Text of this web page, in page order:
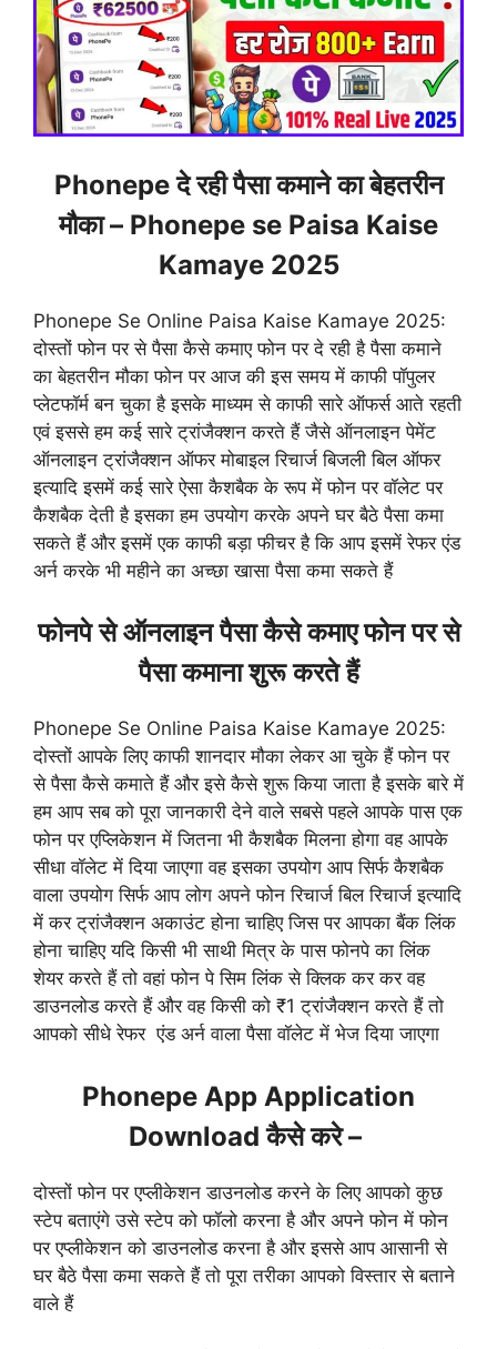
Phonepe दे रही पैसा कमाने का बेहतरीन
मौका – Phonepe se Paisa Kaise
Kamaye 2025
Phonepe Se Online Paisa Kaise Kamaye 2025:
दोस्तों फोन पर से पैसा कैसे कमाए फोन पर दे रही है पैसा कमाने
का बेहतरीन मौका फोन पर आज की इस समय में काफी पॉपुलर
प्लेटफॉर्म बन चुका है इसके माध्यम से काफी सारे ऑफर्स आते रहती
एवं इससे हम कई सारे ट्रांजैक्शन करते हैं जैसे ऑनलाइन पेमेंट
ऑनलाइन ट्रांजैक्शन ऑफर मोबाइल रिचार्ज बिजली बिल ऑफर
इत्यादि इसमें कई सारे ऐसा कैशबैक के रूप में फोन पर वॉलेट पर
कैशबैक देती है इसका हम उपयोग करके अपने घर बैठे पैसा कमा
सकते हैं और इसमें एक काफी बड़ा फीचर है कि आप इसमें रेफर एंड
अर्न करके भी महीने का अच्छा खासा पैसा कमा सकते हैं
फोनपे से ऑनलाइन पैसा कैसे कमाए फोन पर से
पैसा कमाना शुरू करते हैं
Phonepe Se Online Paisa Kaise Kamaye 2025:
दोस्तों आपके लिए काफी शानदार मौका लेकर आ चुके हैं फोन पर
से पैसा कैसे कमाते हैं और इसे कैसे शुरू किया जाता है इसके बारे में
हम आप सब को पूरा जानकारी देने वाले सबसे पहले आपके पास एक
फोन पर एप्लिकेशन में जितना भी कैशबैक मिलना होगा वह आपके
सीधा वॉलेट में दिया जाएगा वह इसका उपयोग आप सिर्फ कैशबैक
वाला उपयोग सिर्फ आप लोग अपने फोन रिचार्ज बिल रिचार्ज इत्यादि
में कर ट्रांजैक्शन अकाउंट होना चाहिए जिस पर आपका बैंक लिंक
होना चाहिए यदि किसी भी साथी मित्र के पास फोनपे का लिंक
शेयर करते हैं तो वहां फोन पे सिम लिंक से क्लिक कर कर वह
डाउनलोड करते हैं और वह किसी को ₹1 ट्रांजैक्शन करते हैं तो
आपको सीधे रेफर एंड अर्न वाला पैसा वॉलेट में भेज दिया जाएगा
Phonepe App Application
Download कैसे करे –
दोस्तों फोन पर एप्लीकेशन डाउनलोड करने के लिए आपको कुछ
स्टेप बताएंगे उसे स्टेप को फॉलो करना है और अपने फोन में फोन
पर एप्लीकेशन को डाउनलोड करना है और इससे आप आसानी से
घर बैठे पैसा कमा सकते हैं तो पूरा तरीका आपको विस्तार से बताने
वाले हैं